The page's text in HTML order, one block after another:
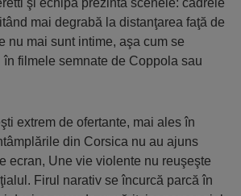
mai degrabă la distanţarea faţă de
nu mai sunt intime, aşa cum se
filmele semnate de Coppola sau
extrem de ofertante, mai ales în
din Corsica nu au ajuns
ecran, Une vie violente nu reuşeşte
Firul narativ se încurcă parcă în